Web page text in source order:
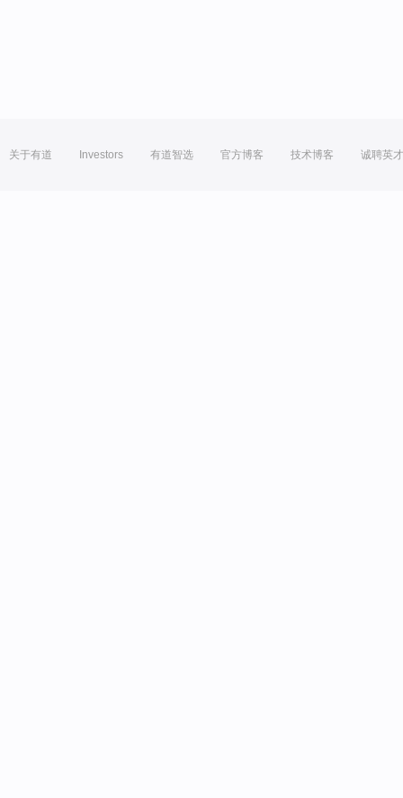
关于有道 Investors 有道智选 官方博客 技术博客 诚聘英才